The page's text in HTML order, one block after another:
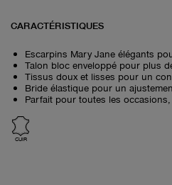
CARACTÉRISTIQUES
Escarpins Mary Jane élégants
Talon bloc enveloppé pour plus
Tissus doux et lisses pour un
Bride élastique pour un
Parfait pour toutes les
CUIR